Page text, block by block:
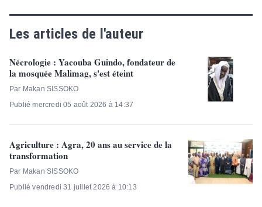
Les articles de l'auteur
Nécrologie : Yacouba Guindo, fondateur de
la mosquée Malimag, s'est éteint
Par Makan SISSOKO
Publié mercredi 05 août 2026 à 14:37
Agriculture : Agra, 20 ans au service de la
transformation
Par Makan SISSOKO
Publié vendredi 31 juillet 2026 à 10:13